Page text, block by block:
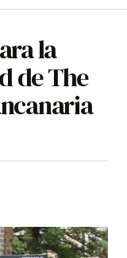
la
de The